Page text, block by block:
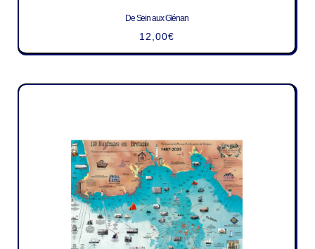
De Sein aux Glénan
12,00€